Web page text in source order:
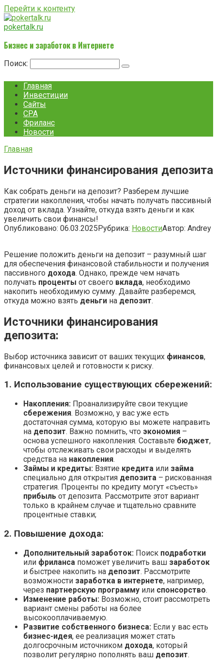
Перейти к контенту
pokertalk.ru
Бизнес и заработок в Интернете
Поиск:
Главная
Инвестиции
Сайты
CPA
Фриланс
Новости
Главная
Источники финансирования депозита
Как собрать деньги на депозит? Разберем лучшие
стратегии накопления, чтобы начать получать пассивный
доход от вклада. Узнайте, откуда взять деньги и как
увеличить свои финансы!
Опубликовано: 06.03.2025Рубрика: НовостиАвтор: Andrey
Решение положить деньги на депозит – разумный шаг
для обеспечения финансовой стабильности и получения
пассивного дохода. Однако, прежде чем начать
получать проценты от своего вклада, необходимо
накопить необходимую сумму. Давайте разберемся,
откуда можно взять деньги на депозит.
Источники финансирования
депозита:
Выбор источника зависит от ваших текущих финансов,
финансовых целей и готовности к риску.
1. Использование существующих сбережений:
Накопления: Проанализируйте свои текущие
сбережения. Возможно, у вас уже есть
достаточная сумма, которую вы можете направить
на депозит. Важно помнить, что экономия –
основа успешного накопления. Составьте бюджет,
чтобы отслеживать свои расходы и выделять
средства на накопления.
Займы и кредиты: Взятие кредита или займа
специально для открытия депозита – рискованная
стратегия. Проценты по кредиту могут «съесть»
прибыль от депозита. Рассмотрите этот вариант
только в крайнем случае и тщательно сравните
процентные ставки;
2. Повышение дохода:
Дополнительный заработок: Поиск подработки
или фриланса поможет увеличить ваш заработок
и быстрее накопить на депозит. Рассмотрите
возможности заработка в интернете, например,
через партнерскую программу или спонсорство.
Изменение работы: Возможно, стоит рассмотреть
вариант смены работы на более
высокооплачиваемую.
Развитие собственного бизнеса: Если у вас есть
бизнес-идея, ее реализация может стать
долгосрочным источником дохода, который
позволит регулярно пополнять ваш депозит.